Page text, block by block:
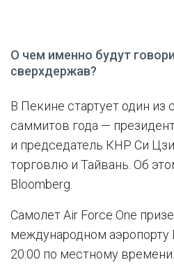
О чем именно будут
сверхдержав?
В Пекине стартует один
саммитов года —
и председатель КНР Си
торговлю и Тайвань. Об
Bloomberg.
Самолет Air Force One
международном аэропорту
20:00 по местному времени.